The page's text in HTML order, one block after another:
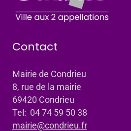
Contact
Mairie de Condrieu
8, rue de la mairie
69420 Condrieu
Tel: 04 74 59 50 38
mairie@condrieu.fr